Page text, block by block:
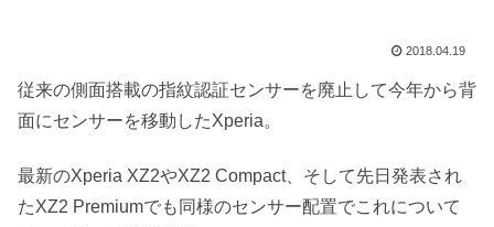
2018.04.19
従来の側面搭載の指紋認証センサーを廃止して今年から背
面にセンサーを移動したXperia。
最新のXperia XZ2やXZ2 Compact、そして先日発表され
たXZ2 Premiumでも同様のセンサー配置でこれについて